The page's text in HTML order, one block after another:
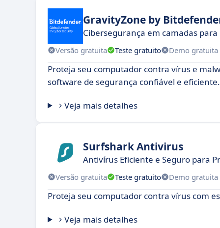
GravityZone by
Cibersegurança em camadas para
Versão gratuita Teste gratuito Demo gratuita
Proteja seu computador contra vírus e
software de segurança confiável e eficiente.
Veja mais detalhes
Surfshark Antivirus
Antivírus Eficiente e Seguro para
Versão gratuita Teste gratuito Demo gratuita
Proteja seu computador contra vírus com
Veja mais detalhes